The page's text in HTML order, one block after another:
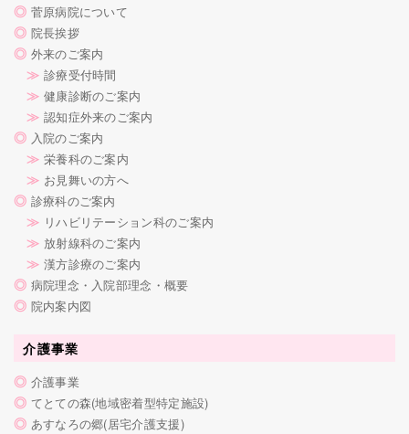
◎ 菅原病院について
◎ 院長挨拶
◎ 外来のご案内
≫ 診療受付時間
≫ 健康診断のご案内
≫ 認知症外来のご案内
◎ 入院のご案内
≫ 栄養科のご案内
≫ お見舞いの方へ
◎ 診療科のご案内
≫ リハビリテーション科のご案内
≫ 放射線科のご案内
≫ 漢方診療のご案内
◎ 病院理念・入院部理念・概要
◎ 院内案内図
介護事業
◎ 介護事業
◎ てとての森(地域密着型特定施設)
◎ あすなろの郷(居宅介護支援)